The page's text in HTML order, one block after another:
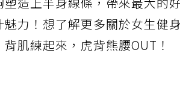
塑造上半身線條，帶來最大的
魅力！想了解更多關於女生健
肌練起來，虎背熊腰OUT！